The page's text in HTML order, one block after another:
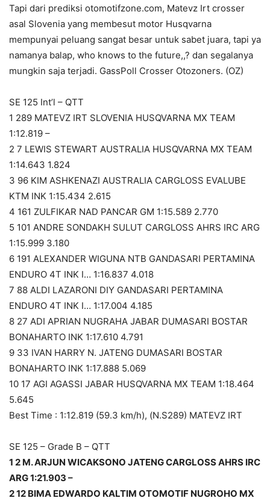
Tapi dari prediksi otomotifzone.com, Matevz Irt crosser
asal Slovenia yang membesut motor Husqvarna
mempunyai peluang sangat besar untuk sabet juara, tapi ya
namanya balap, who knows to the future,,? dan segalanya
mungkin saja terjadi. GassPoll Crosser Otozoners. (OZ)
SE 125 Int’l – QTT
1 289 MATEVZ IRT SLOVENIA HUSQVARNA MX TEAM
1:12.819 –
2 7 LEWIS STEWART AUSTRALIA HUSQVARNA MX TEAM
1:14.643 1.824
3 96 KIM ASHKENAZI AUSTRALIA CARGLOSS EVALUBE
KTM INK 1:15.434 2.615
4 161 ZULFIKAR NAD PANCAR GM 1:15.589 2.770
5 101 ANDRE SONDAKH SULUT CARGLOSS AHRS IRC ARG
1:15.999 3.180
6 191 ALEXANDER WIGUNA NTB GANDASARI PERTAMINA
ENDURO 4T INK I… 1:16.837 4.018
7 88 ALDI LAZARONI DIY GANDASARI PERTAMINA
ENDURO 4T INK I… 1:17.004 4.185
8 27 ADI APRIAN NUGRAHA JABAR DUMASARI BOSTAR
BONAHARTO INK 1:17.610 4.791
9 33 IVAN HARRY N. JATENG DUMASARI BOSTAR
BONAHARTO INK 1:17.888 5.069
10 17 AGI AGASSI JABAR HUSQVARNA MX TEAM 1:18.464
5.645
Best Time : 1:12.819 (59.3 km/h), (N.S289) MATEVZ IRT
SE 125 – Grade B – QTT
1 2 M. ARJUN WICAKSONO JATENG CARGLOSS AHRS IRC
ARG 1:21.903 –
2 12 BIMA EDWARDO KALTIM OTOMOTIF NUGROHO MX